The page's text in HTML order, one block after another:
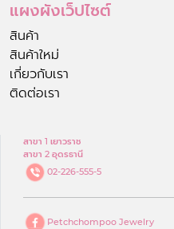
แผงผังเว็ปไซต์
สินค้า
สินค้าใหม่
เกี่ยวกับเรา
ติดต่อเรา
สาขา 1 เยาวราช
สาขา 2 อุดรธานี
02-226-555-5
Petchchompoo Jewelry